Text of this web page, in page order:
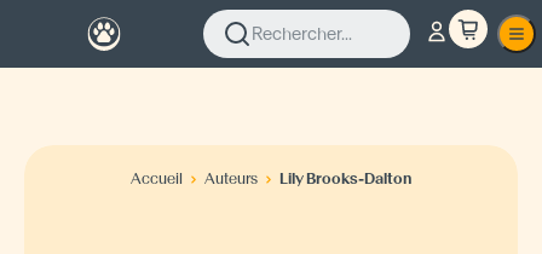
Rechercher...
Accueil Auteurs Lily Brooks-Dalton